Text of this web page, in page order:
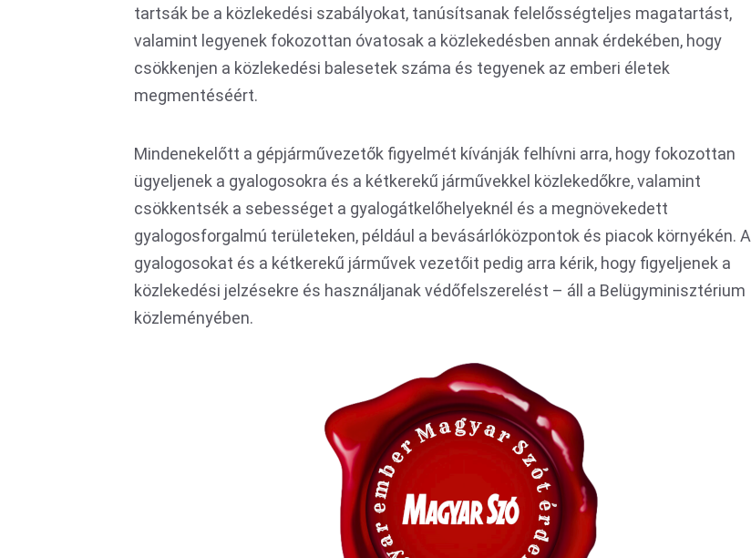
tartsák be a közlekedési szabályokat, tanúsítsanak felelősségteljes magatartást,
valamint legyenek fokozottan óvatosak a közlekedésben annak érdekében, hogy
csökkenjen a közlekedési balesetek száma és tegyenek az emberi életek
megmentéséért.
Mindenekelőtt a gépjárművezetők figyelmét kívánják felhívni arra, hogy fokozottan
ügyeljenek a gyalogosokra és a kétkerekű járművekkel közlekedőkre, valamint
csökkentsék a sebességet a gyalogátkelőhelyeknél és a megnövekedett
gyalogosforgalmú területeken, például a bevásárlóközpontok és piacok környékén. A
gyalogosokat és a kétkerekű járművek vezetőit pedig arra kérik, hogy figyeljenek a
közlekedési jelzésekre és használjanak védőfelszerelést – áll a Belügyminisztérium
közleményében.